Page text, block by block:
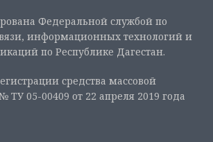
Федеральной службой по
информационных технологий и
по Республике Дагестан.
средства массовой
05-00409 от 22 апреля 2019 года